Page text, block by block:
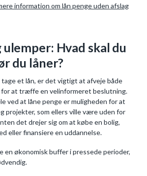
information om lån penge uden afslag
ulemper: Hvad skal du
du låner?
et lån, er det vigtigt at afveje både
for at træffe en velinformeret beslutning.
ved at låne penge er muligheden for at
projekter, som ellers ville være uden for
det drejer sig om at købe en bolig,
eller finansiere en uddannelse.
en økonomisk buffer i pressede perioder,